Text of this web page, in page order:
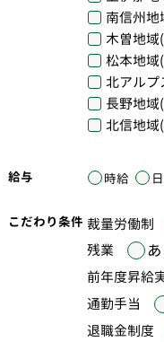
南信州地
木曽地域
松本地域
北アルプ
長野地域
北信地域
給与 時給
こだわり条件 裁量労働制
残業
前年度昇給
通勤手当
退職金制度